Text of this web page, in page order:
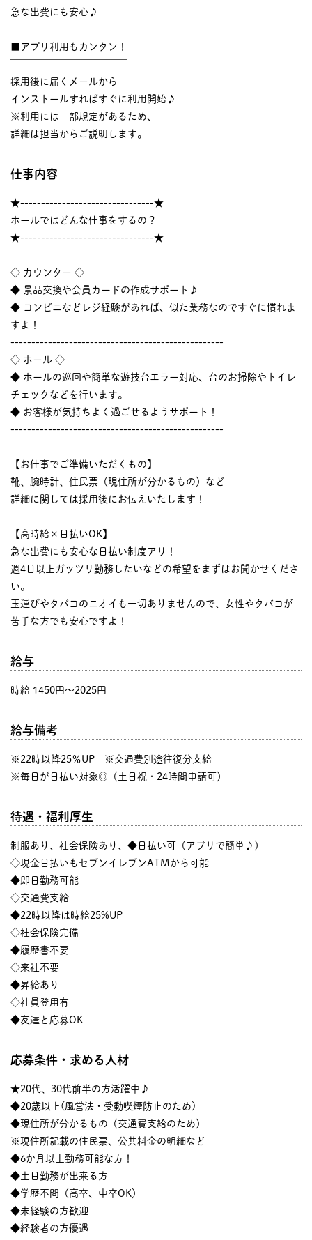
急な出費にも安心♪
■アプリ利用もカンタン！
採用後に届くメールから
インストールすればすぐに利用開始♪
※利用には一部規定があるため、
詳細は担当からご説明します。
仕事内容
★--------------------------------★
ホールではどんな仕事をするの？
★--------------------------------★
◇ カウンター ◇
◆ 景品交換や会員カードの作成サポート♪
◆ コンビニなどレジ経験があれば、似た業務なのですぐに慣れま
すよ！
---------------------------------------------------
◇ ホール ◇
◆ ホールの巡回や簡単な遊技台エラー対応、台のお掃除やトイレ
チェックなどを行います。
◆ お客様が気持ちよく過ごせるようサポート！
---------------------------------------------------
【お仕事でご準備いただくもの】
靴、腕時計、住民票（現住所が分かるもの）など
詳細に関しては採用後にお伝えいたします！
【高時給×日払いOK】
急な出費にも安心な日払い制度アリ！
週4日以上ガッツリ勤務したいなどの希望をまずはお聞かせくださ
い。
玉運びやタバコのニオイも一切ありませんので、女性やタバコが
苦手な方でも安心ですよ！
給与
時給 1450円〜2025円
給与備考
※22時以降25％UP ※交通費別途往復分支給
※毎日が日払い対象◎（土日祝・24時間申請可）
待遇・福利厚生
制服あり、社会保険あり、◆日払い可（アプリで簡単♪）
◇現金日払いもセブンイレブンATMから可能
◆即日勤務可能
◇交通費支給
◆22時以降は時給25%UP
◇社会保険完備
◆履歴書不要
◇来社不要
◆昇給あり
◇社員登用有
◆友達と応募OK
応募条件・求める人材
★20代、30代前半の方活躍中♪
◆20歳以上(風営法・受動喫煙防止のため)
◆現住所が分かるもの（交通費支給のため）
※現住所記載の住民票、公共料金の明細など
◆6か月以上勤務可能な方！
◆土日勤務が出来る方
◆学歴不問（高卒、中卒OK）
◆未経験の方歓迎
◆経験者の方優遇